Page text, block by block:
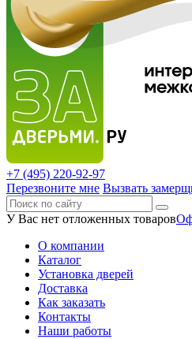
+7 (495) 220-92-97
Перезвоните мне Вызвать
У Вас нет отложенных товаров
О компании
Каталог
Установка дверей
Доставка
Как заказать
Контакты
Наши работы